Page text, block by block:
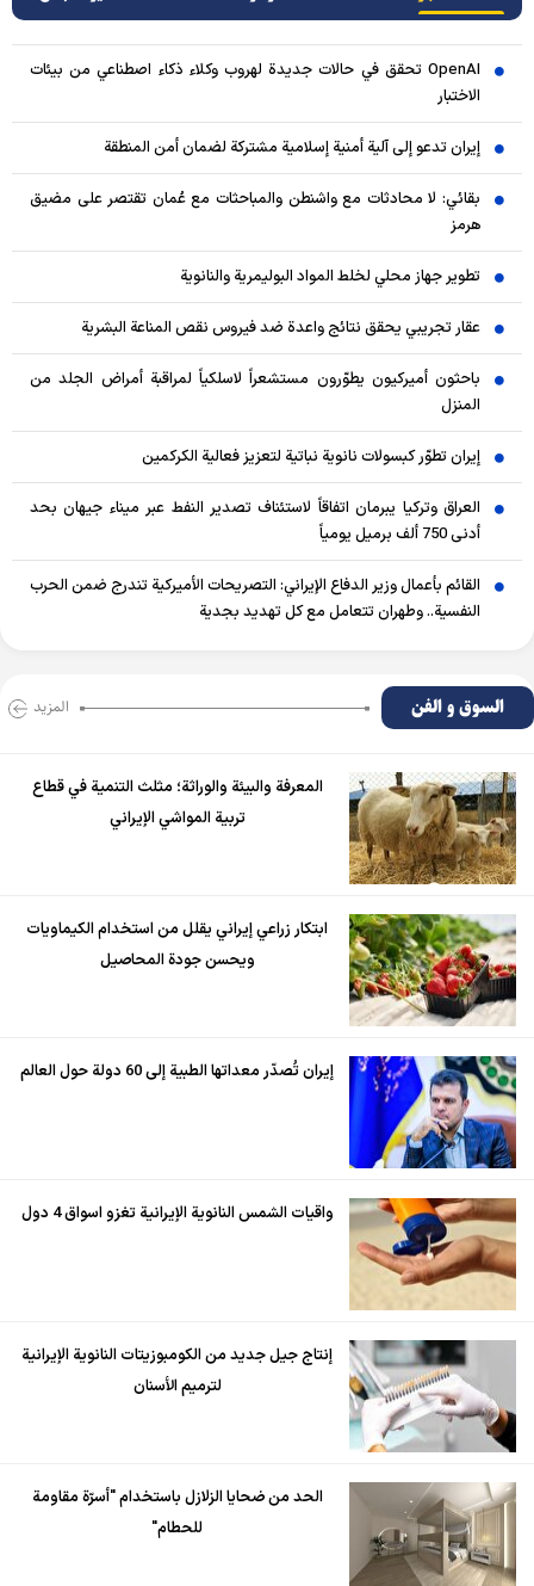
OpenAI تحقق في حالات جديدة لهروب وكلاء ذكاء اصطناعي من بيئات
الاختبار
إيران تدعو إلى آلية أمنية إسلامية مشتركة لضمان أمن المنطقة
بقائي: لا محادثات مع واشنطن والمباحثات مع عُمان تقتصر على مضيق
هرمز
تطوير جهاز محلي لخلط المواد البوليمرية والنانوية
عقار تجريبي يحقق نتائج واعدة ضد فيروس نقص المناعة البشرية
باحثون أميركيون يطوّرون مستشعراً لاسلكياً لمراقبة أمراض الجلد من
المنزل
إيران تطوّر كبسولات نانوية نباتية لتعزيز فعالية الكركمين
العراق وتركيا يبرمان اتفاقاً لاستئناف تصدير النفط عبر ميناء جيهان بحد
أدنى 750 ألف برميل يومياً
القائم بأعمال وزير الدفاع الإيراني: التصريحات الأميركية تندرج ضمن الحرب
النفسية.. وطهران تتعامل مع كل تهديد بجدية
السوق و الفن المزید
المعرفة والبيئة والوراثة؛ مثلث التنمية في قطاع
تربية المواشي الإيراني
ابتكار زراعي إيراني يقلل من استخدام الكيماويات
ويحسن جودة المحاصيل
إيران تُصدّر معداتها الطبية إلى 60 دولة حول العالم
واقيات الشمس النانوية الإيرانية تغزو اسواق 4 دول
إنتاج جيل جديد من الكومبوزيتات النانوية الإيرانية
لترميم الأسنان
الحد من ضحايا الزلازل باستخدام "أسرّة مقاومة
للحطام"